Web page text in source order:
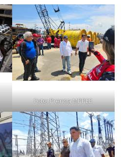
Foto: Prensa MPPEE